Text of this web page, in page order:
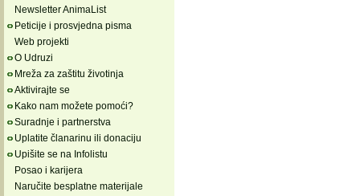
Newsletter AnimaList
Peticije i prosvjedna pisma
Web projekti
O Udruzi
Mreža za zaštitu životinja
Aktivirajte se
Kako nam možete pomoći?
Suradnje i partnerstva
Uplatite članarinu ili donaciju
Upišite se na Infolistu
Posao i karijera
Naručite besplatne materijale